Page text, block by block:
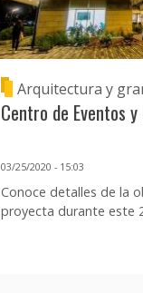
Arquitectura y
Centro de Eventos
03/25/2020 - 15:03
Conoce detalles de la
proyecta durante este